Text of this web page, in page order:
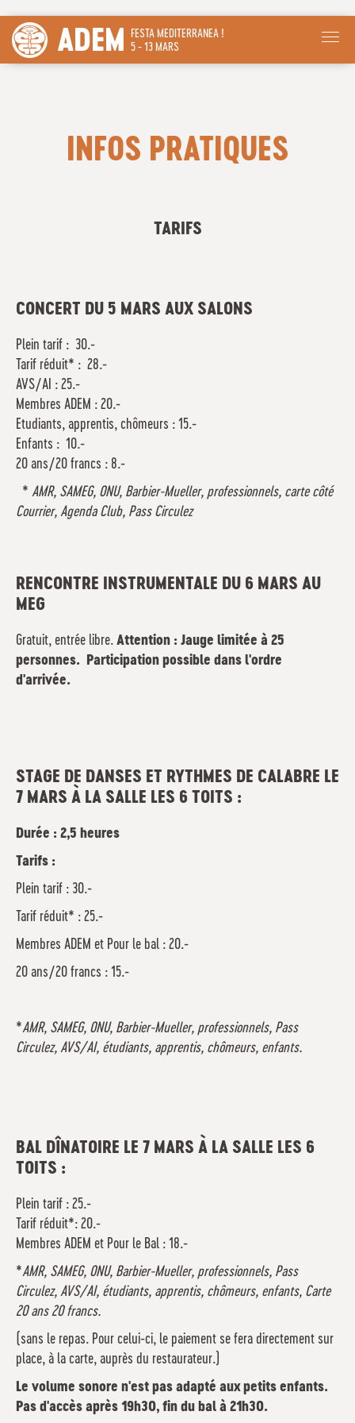
ADEM
FESTA MEDITERRANEA !
5 - 13 MARS
INFOS PRATIQUES
TARIFS
CONCERT DU 5 MARS AUX SALONS
Plein tarif : 30.-
Tarif réduit* : 28.-
AVS/AI : 25.-
Membres ADEM : 20.-
Etudiants, apprentis, chômeurs : 15.-
Enfants : 10.-
20 ans/20 francs : 8.-
* AMR, SAMEG, ONU, Barbier-Mueller, professionnels, carte côté
Courrier, Agenda Club, Pass Circulez
RENCONTRE INSTRUMENTALE DU 6 MARS AU
MEG
Gratuit, entrée libre. Attention : Jauge limitée à 25
personnes. Participation possible dans l'ordre
d'arrivée.
STAGE DE DANSES ET RYTHMES DE CALABRE LE
7 MARS À LA SALLE LES 6 TOITS :
Durée : 2,5 heures
Tarifs :
Plein tarif : 30.-
Tarif réduit* : 25.-
Membres ADEM et Pour le bal : 20.-
20 ans/20 francs : 15.-
*AMR, SAMEG, ONU, Barbier-Mueller, professionnels, Pass
Circulez, AVS/AI, étudiants, apprentis, chômeurs, enfants.
BAL DÎNATOIRE LE 7 MARS À LA SALLE LES 6
TOITS :
Plein tarif : 25.-
Tarif réduit*: 20.-
Membres ADEM et Pour le Bal : 18.-
*AMR, SAMEG, ONU, Barbier-Mueller, professionnels, Pass
Circulez, AVS/AI, étudiants, apprentis, chômeurs, enfants, Carte
20 ans 20 francs.
(sans le repas. Pour celui-ci, le paiement se fera directement sur
place, à la carte, auprès du restaurateur.)
Le volume sonore n'est pas adapté aux petits enfants.
Pas d'accès après 19h30, fin du bal à 21h30.